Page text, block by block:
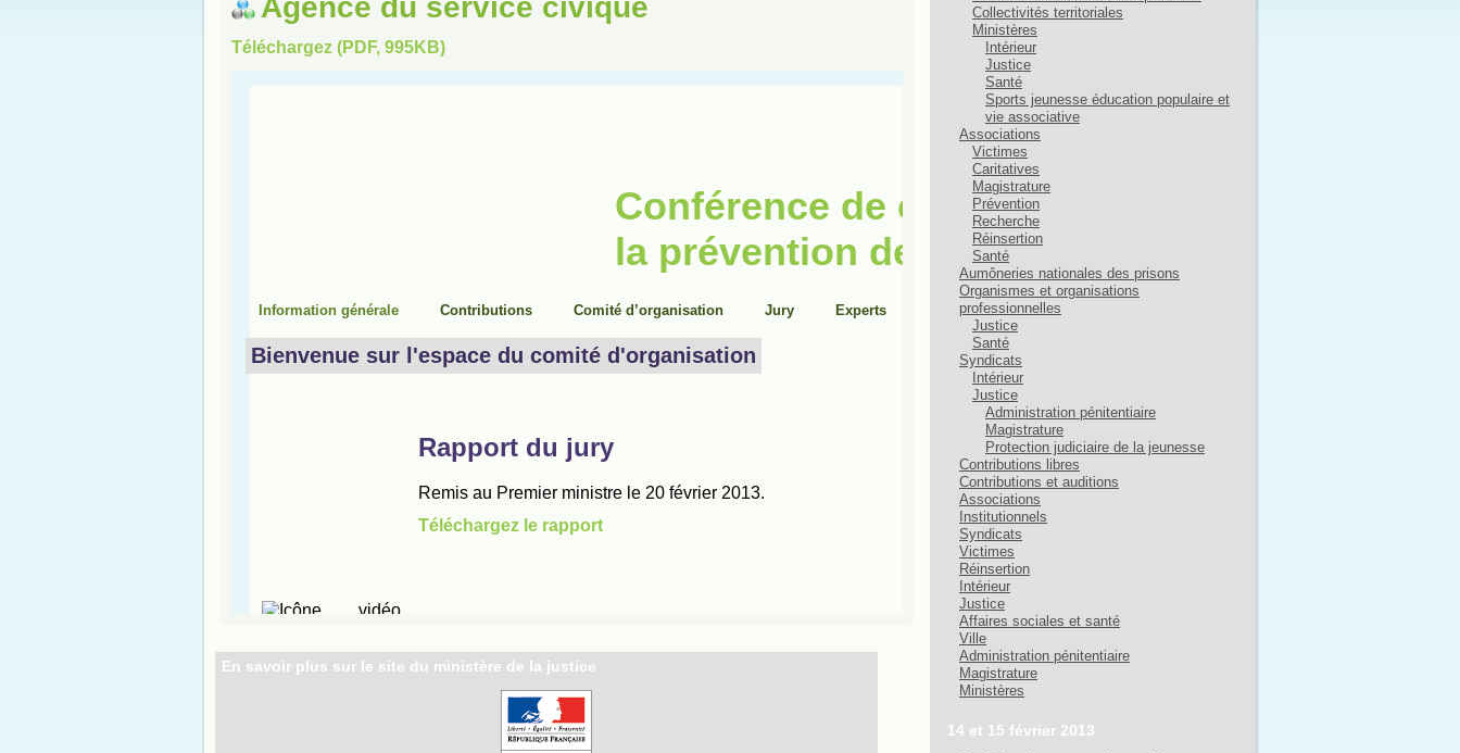
Agence du service civique
Téléchargez (PDF, 995KB)
En savoir plus sur le site du ministère de la justice
Collectivités territoriales
Ministères
Intérieur
Justice
Santé
Sports jeunesse éducation populaire et
vie associative
Associations
Victimes
Caritatives
Magistrature
Prévention
Recherche
Réinsertion
Santé
Aumôneries nationales des prisons
Organismes et organisations
professionnelles
Justice
Santé
Syndicats
Intérieur
Justice
Administration pénitentiaire
Magistrature
Protection judiciaire de la jeunesse
Contributions libres
Contributions et auditions
Associations
Institutionnels
Syndicats
Victimes
Réinsertion
Intérieur
Justice
Affaires sociales et santé
Ville
Administration pénitentiaire
Magistrature
Ministères
14 et 15 février 2013